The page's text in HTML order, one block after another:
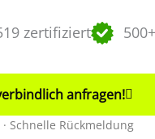
zertifiziert
anfragen!
Schnelle Rückmeldung